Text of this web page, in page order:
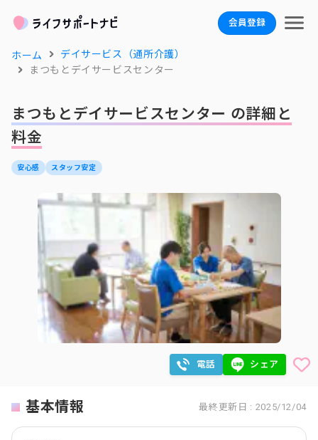
会員登録
ホーム
デイサービス（通所介護）
まつもとデイサービスセンター
まつもとデイサービスセンター の詳細と
料金
安心感 スタッフ安定
電話 シェア
基本情報 最終更新日 : 2025/12/04